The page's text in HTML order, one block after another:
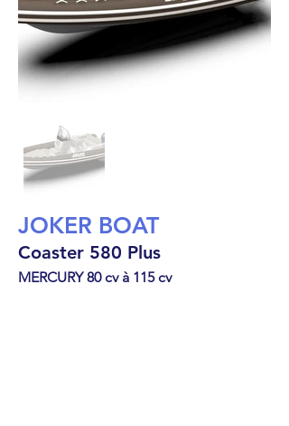
JOKER BOAT
Coaster 580 Plus
MERCURY 80 cv à 115 cv